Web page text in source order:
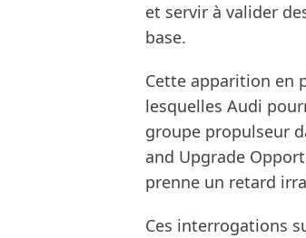
et servir à valider
base.
Cette apparition en
lesquelles Audi
groupe propulseur
and Upgrade
prenne un retard
Ces interrogations